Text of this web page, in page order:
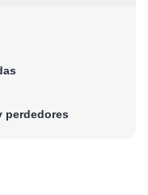
perdedores